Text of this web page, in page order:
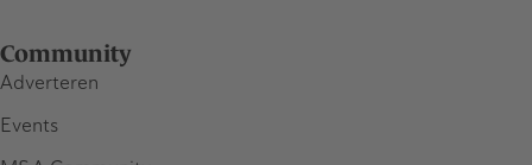
Community
Adverteren
Events